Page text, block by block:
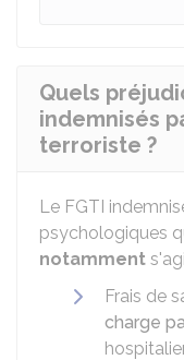
Quels
indemnisés
terroriste ?
Le FGTI
psychologiques
notamment
Frais de
charge